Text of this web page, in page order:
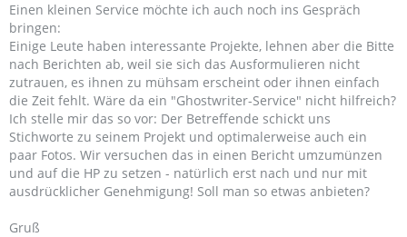
Einen kleinen Service möchte ich auch noch ins Gespräch
bringen:
Einige Leute haben interessante Projekte, lehnen aber die Bitte
nach Berichten ab, weil sie sich das Ausformulieren nicht
zutrauen, es ihnen zu mühsam erscheint oder ihnen einfach
die Zeit fehlt. Wäre da ein "Ghostwriter-Service" nicht hilfreich?
Ich stelle mir das so vor: Der Betreffende schickt uns
Stichworte zu seinem Projekt und optimalerweise auch ein
paar Fotos. Wir versuchen das in einen Bericht umzumünzen
und auf die HP zu setzen - natürlich erst nach und nur mit
ausdrücklicher Genehmigung! Soll man so etwas anbieten?
Gruß